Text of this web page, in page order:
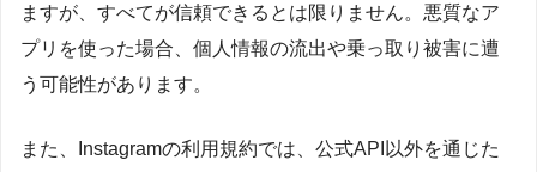
ますが、すべてが信頼できるとは限りません。悪質なア
プリを使った場合、個人情報の流出や乗っ取り被害に遭
う可能性があります。
また、Instagramの利用規約では、公式API以外を通じた